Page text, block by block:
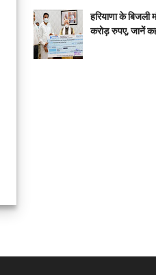
हरियाणा के बिजली
करोड़ रुपए, जानें